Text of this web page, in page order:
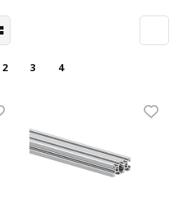
ограждения
мебель
профиль NEW!
2 3 4